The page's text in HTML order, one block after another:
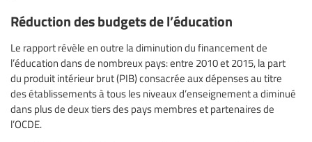
Réduction des budgets de l’éducation
Le rapport révèle en outre la diminution du financement de
l’éducation dans de nombreux pays: entre 2010 et 2015, la part
du produit intérieur brut (PIB) consacrée aux dépenses au titre
des établissements à tous les niveaux d’enseignement a diminué
dans plus de deux tiers des pays membres et partenaires de
l’OCDE.